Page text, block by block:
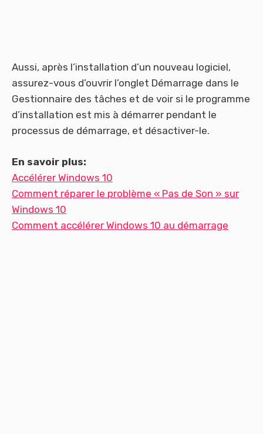
Aussi, après l’installation d’un nouveau logiciel,
assurez-vous d’ouvrir l’onglet Démarrage dans le
Gestionnaire des tâches et de voir si le programme
d’installation est mis à démarrer pendant le
processus de démarrage, et désactiver-le.
En savoir plus:
Accélérer Windows 10
Comment réparer le problème « Pas de Son » sur
Windows 10
Comment accélérer Windows 10 au démarrage